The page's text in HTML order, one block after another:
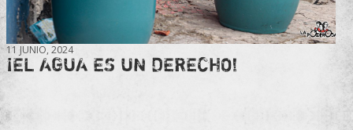
11 JUNIO, 2024
¡EL AGUA ES UN DERECHO!